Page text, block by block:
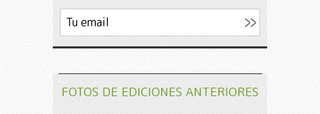
FOTOS DE EDICIONES ANTERIORES